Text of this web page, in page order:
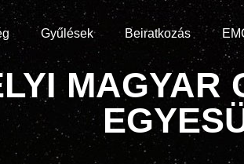
Gyűlések Beiratkozás
MAGYAR